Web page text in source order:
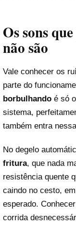
Os sons
não são
Vale conhecer os
parte do
borbulhando é só
sistema,
também entra
No degelo
fritura, que nada
resistência quente
caindo no cesto,
esperado.
corrida